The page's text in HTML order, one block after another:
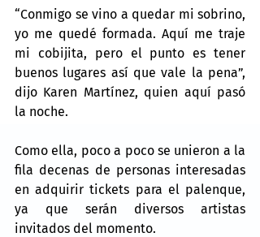
“Conmigo se vino a quedar mi sobrino,
yo me quedé formada. Aquí me traje
mi cobijita, pero el punto es tener
buenos lugares así que vale la pena”,
dijo Karen Martínez, quien aquí pasó
la noche.
Como ella, poco a poco se unieron a la
fila decenas de personas interesadas
en adquirir tickets para el palenque,
ya que serán diversos artistas
invitados del momento.